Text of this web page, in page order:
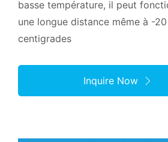
basse température, il peut
une longue distance même à -
centigrades
Inquire Now